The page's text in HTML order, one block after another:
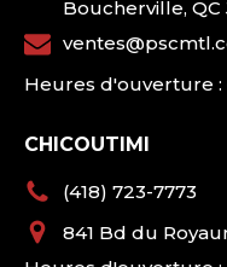
Boucherville, QC
Heures d'ouverture :
CHICOUTIMI
(418) 723-7773
841 Bd du